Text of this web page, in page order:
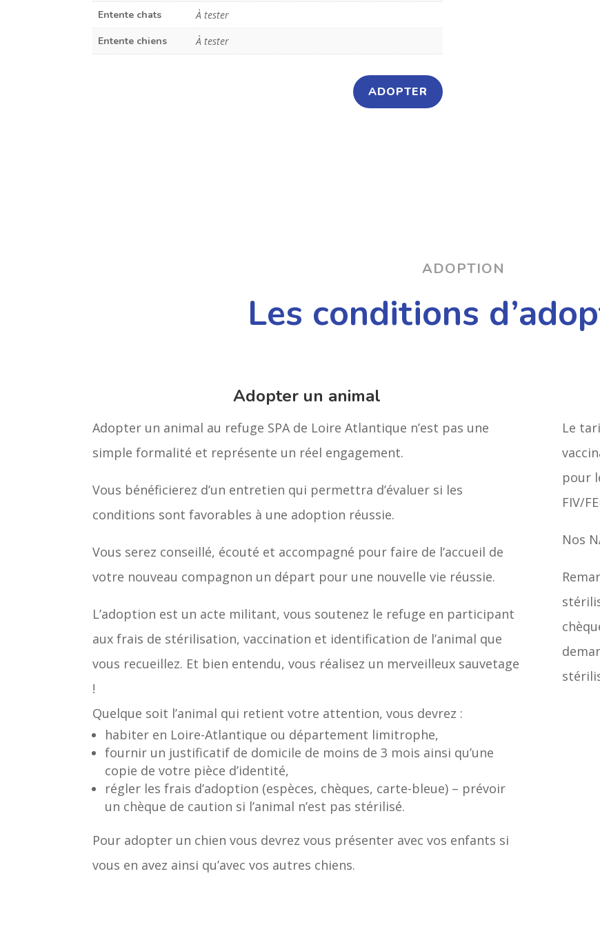
Entente chats
À tester
Entente chiens
À tester
ADOPTER
ADOPTION
Les conditions
Adopter un animal
Adopter un animal au refuge SPA de Loire Atlantique n’est pas une
simple formalité et représente un réel engagement.
Vous bénéficierez d’un entretien qui permettra d’évaluer si les
conditions sont favorables à une adoption réussie.
Vous serez conseillé, écouté et accompagné pour faire de l’accueil de
votre nouveau compagnon un départ pour une nouvelle vie réussie.
L’adoption est un acte militant, vous soutenez le refuge en participant
aux frais de stérilisation, vaccination et identification de l’animal que
vous recueillez. Et bien entendu, vous réalisez un merveilleux sauvetage
!
Quelque soit l’animal qui retient votre attention, vous devrez :
habiter en Loire-Atlantique ou département limitrophe,
fournir un justificatif de domicile de moins de 3 mois ainsi qu’une
copie de votre pièce d’identité,
régler les frais d’adoption (espèces, chèques, carte-bleue) – prévoir
un chèque de caution si l’animal n’est pas stérilisé.
Pour adopter un chien vous devrez vous présenter avec vos enfants si
vous en avez ainsi qu’avec vos autres chiens.
Le
pour
FIV/
Nos